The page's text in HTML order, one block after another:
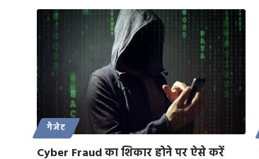
गैजेट
Cyber Fraud का शिकार होने पर ऐसे करें